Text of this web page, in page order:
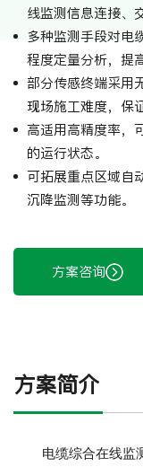
线监测信息连接、
多种监测手段对电
程度定量分析，提
部分传感终端采用
现场施工难度，保
高适用高精度率，
的运行状态。
可拓展重点区域自
沉降监测等功能。
方案咨询
方案简介
电缆综合在线监